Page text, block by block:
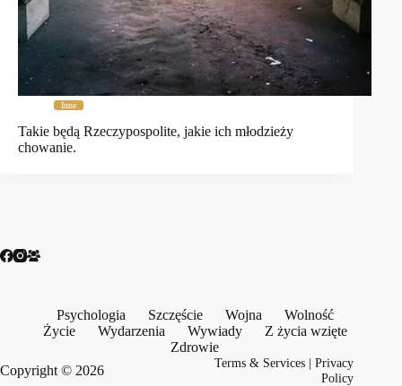
Inne
Takie będą Rzeczypospolite, jakie ich młodzieży
chowanie.
Psychologia Szczęście Wojna
Wolność
Życie
Wydarzenia Wywiady
Z życia wzięte
Zdrowie
Copyright © 2026
Terms & Services |Privacy
Policy